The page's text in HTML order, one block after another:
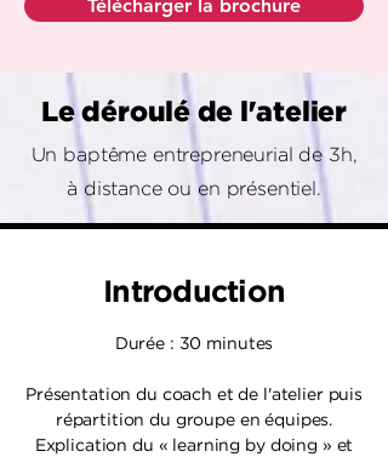
Télécharger la brochure
Le déroulé de l'atelier
Un baptême entrepreneurial de 3h,
à distance ou en présentiel.
Introduction
Durée : 30 minutes
Présentation du coach et de l'atelier puis
répartition du groupe en équipes.
Explication du « learning by doing » et